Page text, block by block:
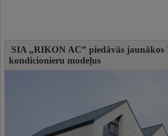
SIA „RIKON AC” piedāvās
kondicionieru modeļus